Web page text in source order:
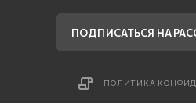
ПОДПИСАТЬСЯ НА
ПОЛИТИКА